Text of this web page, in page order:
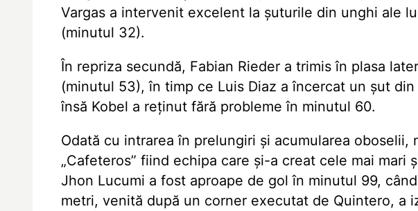
Vargas a intervenit excelent la șuturile din unghi ale
(minutul 32).
În repriza secundă, Fabian Rieder a trimis în plasa
(minutul 53), în timp ce Luis Diaz a încercat un șut
însă Kobel a reținut fără probleme în minutul 60.
Odată cu intrarea în prelungiri și acumularea oboselii,
„Cafeteros” fiind echipa care și-a creat cele mai mari
Jhon Lucumi a fost aproape de gol în minutul 99,
metri, venită după un corner executat de Quintero, a